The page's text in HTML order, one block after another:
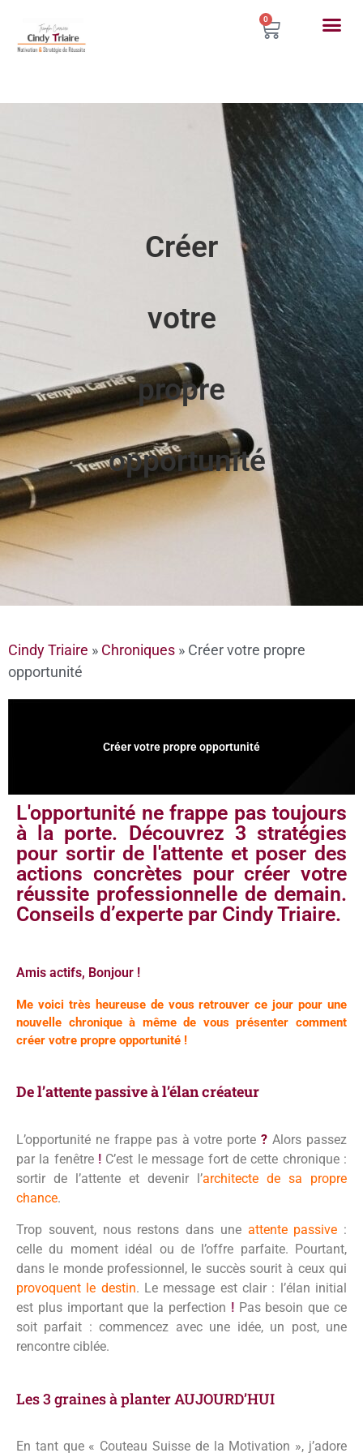
0
Créer
votre
propre
opportunité
Cindy Triaire » Chroniques » Créer votre propre
opportunité
Créer votre propre opportunité
L'opportunité ne frappe pas toujours
à la porte. Découvrez 3 stratégies
pour sortir de l'attente et poser des
actions concrètes pour créer votre
réussite professionnelle de demain.
Conseils d’experte par Cindy Triaire.
Amis actifs, Bonjour !
Me voici très heureuse de vous retrouver ce jour pour une
nouvelle chronique à même de vous présenter comment
créer votre propre opportunité !
De l’attente passive à l’élan créateur
L’opportunité ne frappe pas à votre porte? Alors passez
par la fenêtre ! C’est le message fort de cette chronique :
sortir de l’attente et devenir l’architecte de sa propre
chance.
Trop souvent, nous restons dans une attente passive :
celle du moment idéal ou de l’offre parfaite. Pourtant,
dans le monde professionnel, le succès sourit à ceux qui
provoquent le destin. Le message est clair : l’élan initial
est plus important que la perfection !Pas besoin que ce
soit parfait : commencez avec une idée, un post, une
rencontre ciblée.
Les 3 graines à planter AUJOURD’HUI
​En tant que « Couteau Suisse de la Motivation », j’adore